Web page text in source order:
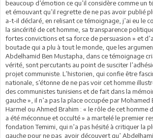
beaucoup d’émotion ce qu’il considère comme un
et émouvant qu’il regrette de ne pas avoir publié
a-t-il déclaré, en relisant ce témoignage, j’ai eu le
la sincérité de cet homme, sa transparence
fortes convictions et sa force de persuasion » et
boutade qui a plu à tout le monde, que les
Abdelhamid Ben Mustapha, dans ce témoignage
vérité, sont percutants au point de susciter
projet communiste. L’historien, qui confie être
nationale, s’étonne de ne pas voir cet homme
des communistes tunisiens et de fait dans la
gauche », il n’a pas la place occupée par Mohamed
Harmel ou Ahmed Brahim : « le rôle de cet homme
a été méconnue et occulté » a martelé le premier
fondation Temimi, qui n’a pas hésité à critiquer la
gauche pour ne pas avoir découvert qu’